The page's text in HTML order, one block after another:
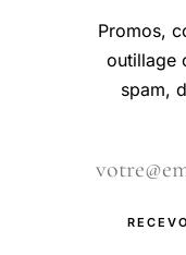
Promos,
outillage
spam,